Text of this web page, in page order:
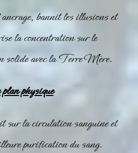
bannit les illusions et
la concentration sur le
solide avec la Terre Mère.
physique
sur la circulation sanguine et
purification du sang.